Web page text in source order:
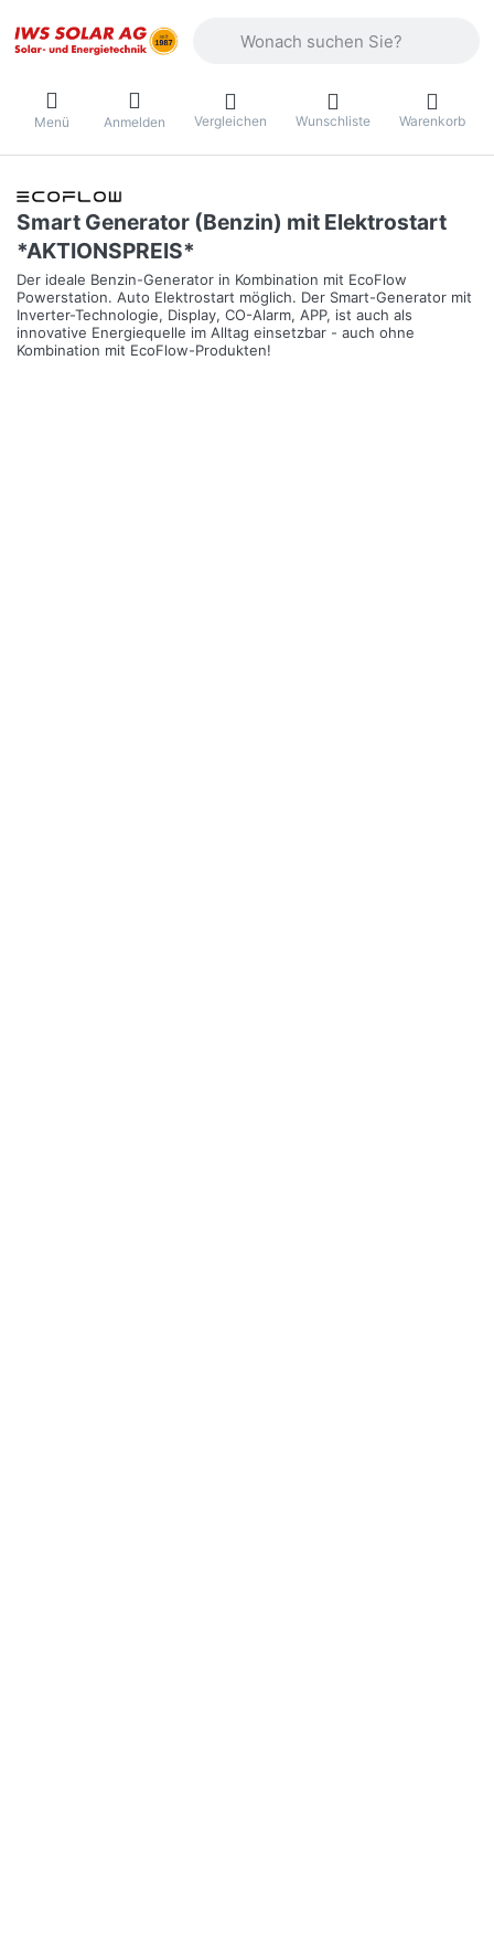
Menü Anmelden Vergleichen Wunschliste Warenkorb
Smart Generator (Benzin) mit Elektrostart
*AKTIONSPREIS*
Der ideale Benzin-Generator in Kombination mit EcoFlow
Powerstation. Auto Elektrostart möglich. Der Smart-Generator mit
Inverter-Technologie, Display, CO-Alarm, APP, ist auch als
innovative Energiequelle im Alltag einsetzbar - auch ohne
Kombination mit EcoFlow-Produkten!